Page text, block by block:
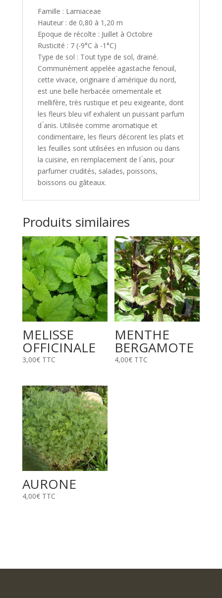
Famille : Lamiaceae
Hauteur : de 0,80 à 1,20 m
Epoque de récolte : Juillet à Octobre
Rusticité : 7 (-9°C à -1°C)
Type de sol : Tout type de sol, drainé.
Communément appelée agastache fenouil,
cette vivace, originaire d ́amérique du nord,
est une belle herbacée ornementale et
mellifère, très rustique et peu exigeante, dont
les fleurs bleu vif exhalent un puissant parfum
d ́anis. Utilisée comme aromatique et
condimentaire, les fleurs décorent les plats et
les feuilles sont utilisées en infusion ou dans
la cuisine, en remplacement de l ́anis, pour
parfumer crudités, salades, poissons,
boissons ou gâteaux.
Produits similaires
MELISSE
OFFICINALE
3,00€ TTC
MENTHE
BERGAMOTE
4,00€ TTC
AURONE
4,00€ TTC